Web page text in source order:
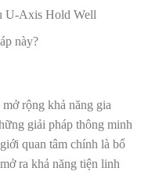
U-Axis Hold Well
này?
rộng khả năng gia
giải pháp thông minh
quan tâm chính là bổ
ra khả năng tiện linh